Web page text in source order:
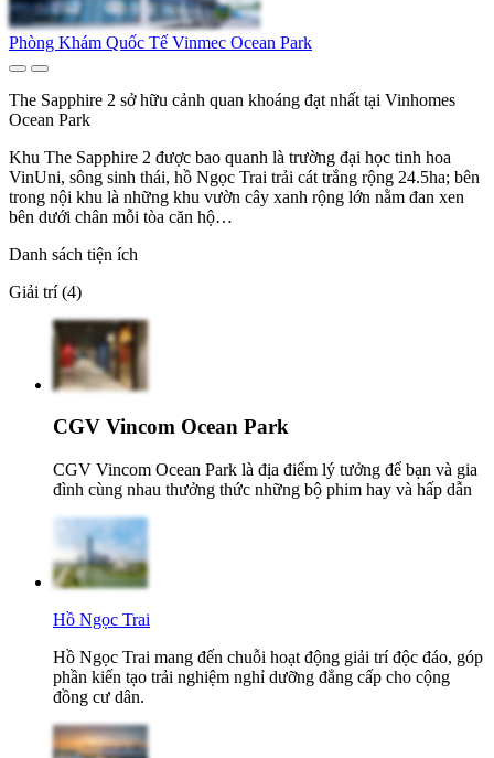
Phòng Khám Quốc Tế Vinmec Ocean Park
The Sapphire 2 sở hữu cảnh quan khoáng đạt nhất tại Vinhomes
Ocean Park
Khu The Sapphire 2 được bao quanh là trường đại học tinh hoa
VinUni, sông sinh thái, hồ Ngọc Trai trải cát trắng rộng 24.5ha; bên
trong nội khu là những khu vườn cây xanh rộng lớn nằm đan xen
bên dưới chân mỗi tòa căn hộ…
Danh sách tiện ích
Giải trí (4)
CGV Vincom Ocean Park
CGV Vincom Ocean Park là địa điểm lý tưởng để bạn và gia
đình cùng nhau thưởng thức những bộ phim hay và hấp dẫn
Hồ Ngọc Trai
Hồ Ngọc Trai mang đến chuỗi hoạt động giải trí độc đáo, góp
phần kiến tạo trải nghiệm nghỉ dưỡng đẳng cấp cho cộng
đồng cư dân.